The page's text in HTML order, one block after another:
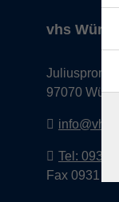
vhs
97070
info@vhs-
Tel: 0931
Fax 0931